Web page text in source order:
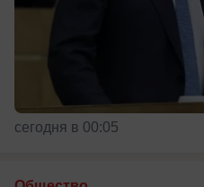
сегодня в 00:05